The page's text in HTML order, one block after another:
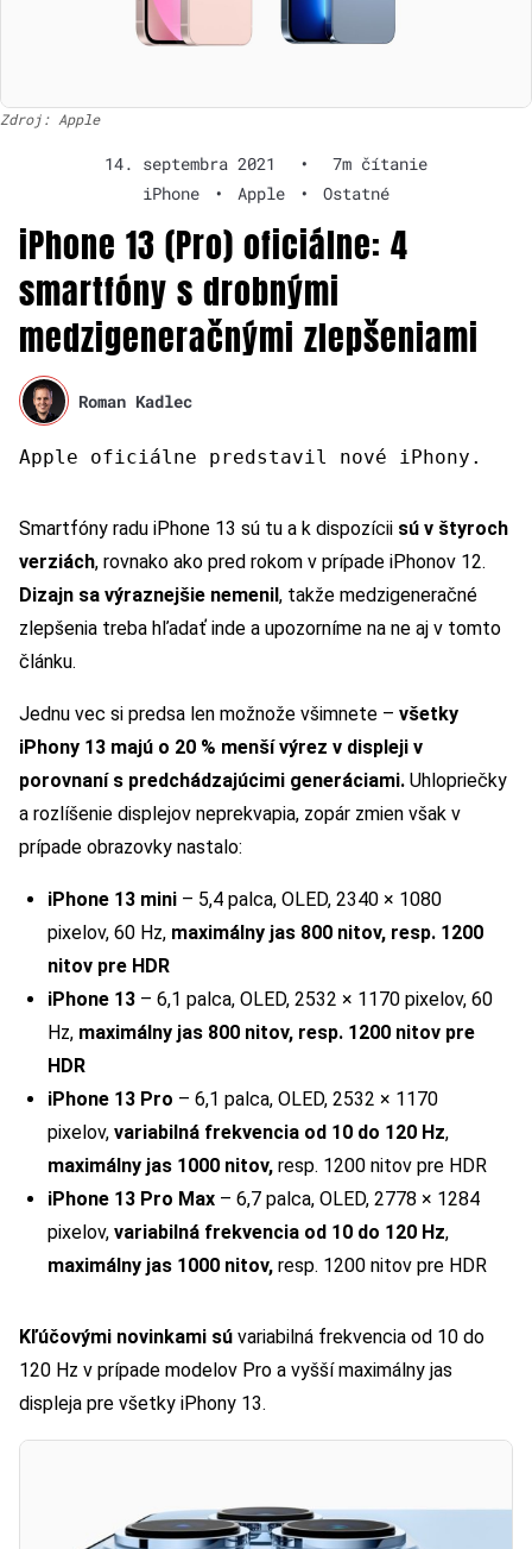
Zdroj: Apple
14. septembra 2021 •
7m čítanie
iPhone
• Apple • Ostatné
iPhone 13 (Pro) oficiálne: 4
smartfóny s drobnými
medzigeneračnými zlepšeniami
Roman Kadlec
Apple oficiálne predstavil nové iPhony.
Smartfóny radu iPhone 13 sú tu a k dispozícii sú v štyroch
verziách, rovnako ako pred rokom v prípade iPhonov 12.
Dizajn sa výraznejšie nemenil , takže medzigeneračné
zlepšenia treba hľadať inde a upozorníme na ne aj v tomto
článku.
Jednu vec si predsa len možnože všimnete – všetky
iPhony 13 majú o 20 % menší výrez v displeji v
porovnaní s predchádzajúcimi generáciami. Uhlopriečky
a rozlíšenie displejov neprekvapia, zopár zmien však v
prípade obrazovky nastalo:
iPhone 13 mini – 5,4 palca, OLED, 2340 × 1080
pixelov, 60 Hz, maximálny jas 800 nitov, resp. 1200
nitov pre HDR
iPhone 13 – 6,1 palca, OLED, 2532 × 1170 pixelov, 60
Hz, maximálny jas 800 nitov, resp. 1200 nitov pre
HDR
iPhone 13 Pro – 6,1 palca, OLED, 2532 × 1170
pixelov, variabilná frekvencia od 10 do 120 Hz,
maximálny jas 1000 nitov, resp. 1200 nitov pre HDR
iPhone 13 Pro Max – 6,7 palca, OLED, 2778 × 1284
pixelov, variabilná frekvencia od 10 do 120 Hz,
maximálny jas 1000 nitov, resp. 1200 nitov pre HDR
Kľúčovými novinkami sú variabilná frekvencia od 10 do
120 Hz v prípade modelov Pro a vyšší maximálny jas
displeja pre všetky iPhony 13.